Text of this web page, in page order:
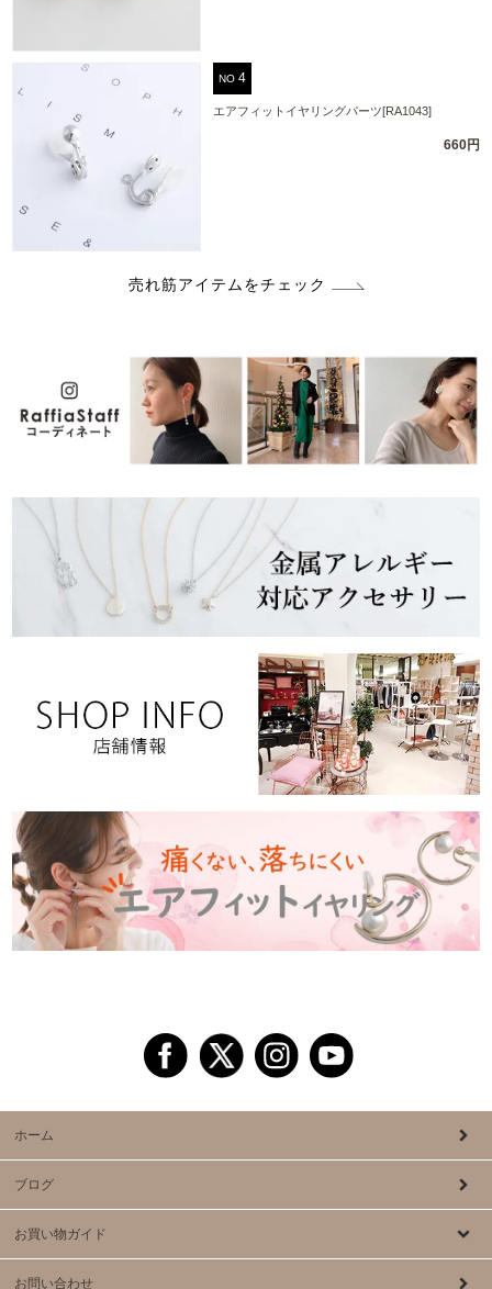
NO
エアフィットイヤリングパーツ[RA1043]
660円
売れ筋アイテムをチェック
ホーム
ブログ
お買い物ガイド
お問い合わせ